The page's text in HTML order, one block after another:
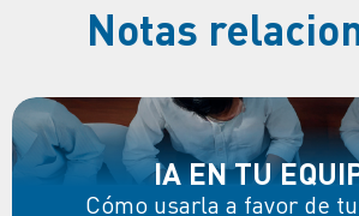
Notas
IA EN TU
Cómo usarla a favor de